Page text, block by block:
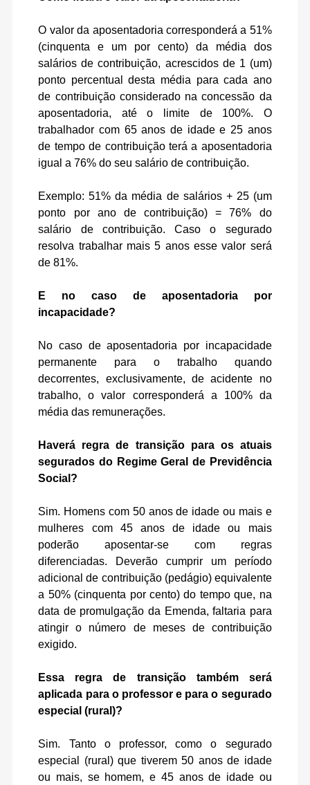
O valor da aposentadoria corresponderá a 51%
(cinquenta e um por cento) da média dos
salários de contribuição, acrescidos de 1 (um)
ponto percentual desta média para cada ano
de contribuição considerado na concessão da
aposentadoria, até o limite de 100%. O
trabalhador com 65 anos de idade e 25 anos
de tempo de contribuição terá a aposentadoria
igual a 76% do seu salário de contribuição.
Exemplo: 51% da média de salários + 25 (um
ponto por ano de contribuição) = 76% do
salário de contribuição. Caso o segurado
resolva trabalhar mais 5 anos esse valor será
de 81%.
E no caso de aposentadoria por
incapacidade?
No caso de aposentadoria por incapacidade
permanente para o trabalho quando
decorrentes, exclusivamente, de acidente no
trabalho, o valor corresponderá a 100% da
média das remunerações.
Haverá regra de transição para os atuais
segurados do Regime Geral de Previdência
Social?
Sim. Homens com 50 anos de idade ou mais e
mulheres com 45 anos de idade ou mais
poderão aposentar-se com regras
diferenciadas. Deverão cumprir um período
adicional de contribuição (pedágio) equivalente
a 50% (cinquenta por cento) do tempo que, na
data de promulgação da Emenda, faltaria para
atingir o número de meses de contribuição
exigido.
Essa regra de transição também será
aplicada para o professor e para o segurado
especial (rural)?
Sim. Tanto o professor, como o segurado
especial (rural) que tiverem 50 anos de idade
ou mais, se homem, e 45 anos de idade ou